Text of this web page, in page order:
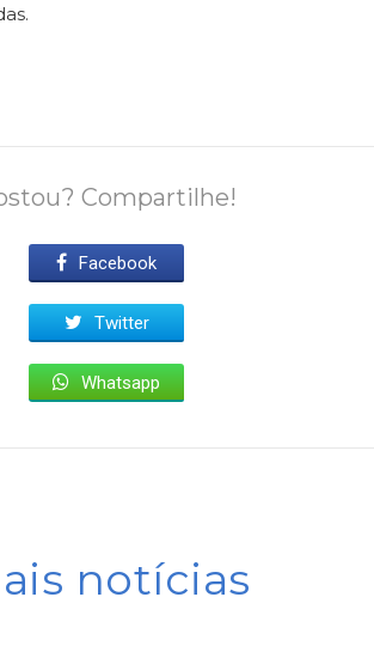
Compartilhe!
Facebook
Twitter
Whatsapp
notícias